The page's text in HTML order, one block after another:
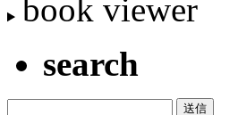
book viewer
search